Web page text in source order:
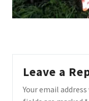
Leave a
Your email